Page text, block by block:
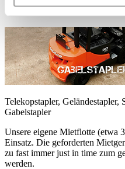
Gabelstapler mieten
Telekopstapler, Geländestapler,
Gabelstapler
Unsere eigene Mietflotte (etwa
Einsatz. Die geforderten
zu fast immer just in time zum
werden.